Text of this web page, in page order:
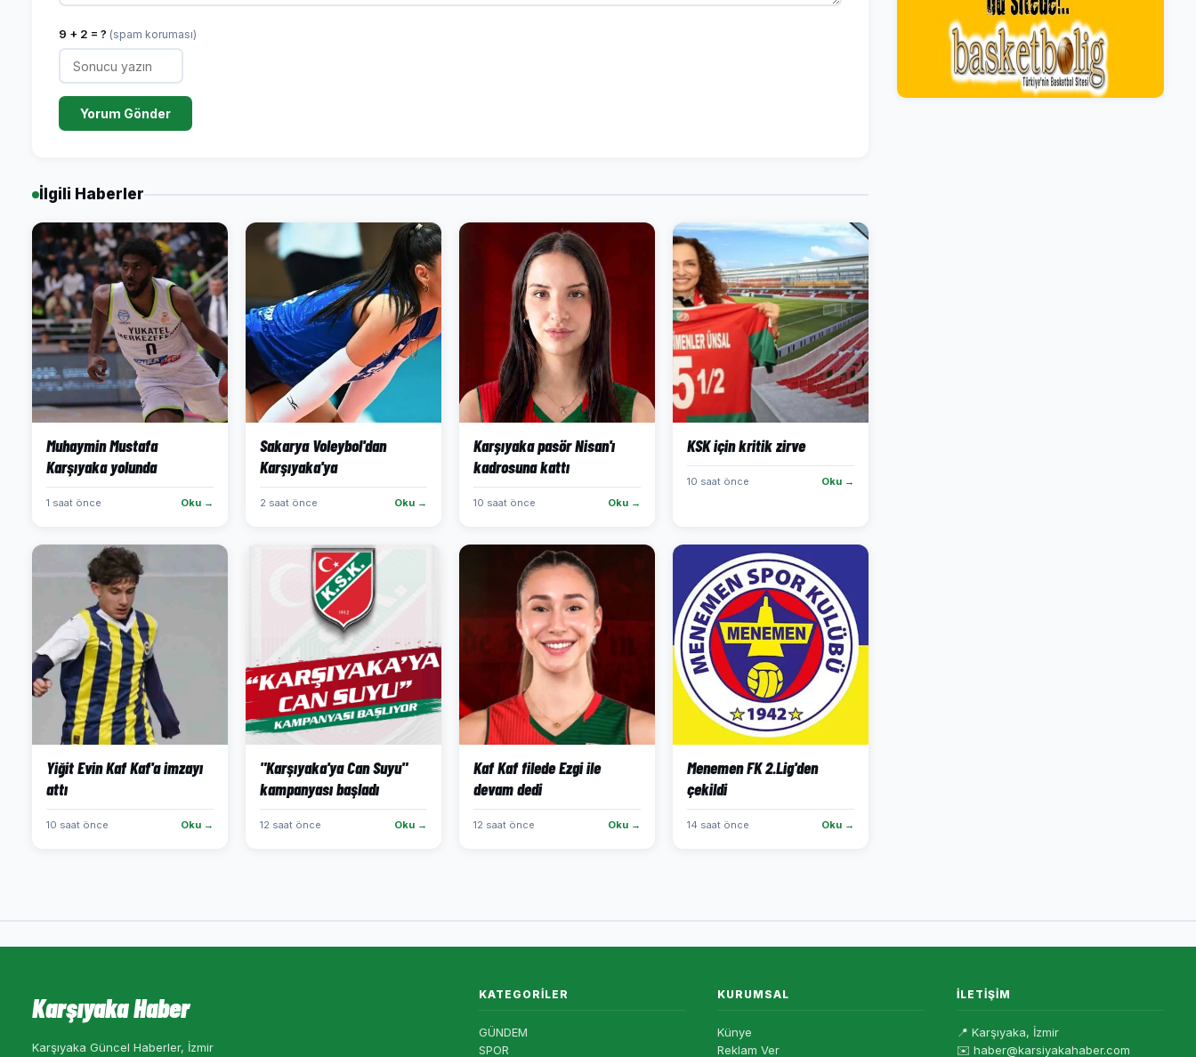
9 + 2 = ? (spam koruması)
Yorum Gönder
İlgili Haberler
Muhaymin Mustafa
Karşıyaka yolunda
1 saat önce Oku →
Sakarya Voleybol'dan
Karşıyaka'ya
2 saat önce Oku →
Karşıyaka pasör Nisan'ı
kadrosuna kattı
10 saat önce Oku →
KSK için kritik zirve
10 saat önce Oku →
Yiğit Evin Kaf Kaf'a imzayı
attı
10 saat önce Oku →
"Karşıyaka'ya Can Suyu"
kampanyası başladı
12 saat önce Oku →
Kaf Kaf filede Ezgi ile
devam dedi
12 saat önce Oku →
Menemen FK 2.Lig'den
çekildi
14 saat önce Oku →
Karşıyaka Haber
Karşıyaka Güncel Haberler, İzmir
KATEGORILER
GÜNDEM
SPOR
KURUMSAL
Künye
Reklam Ver
İLETIŞIM
📍 Karşıyaka, İzmir
✉️ haber@karsiyakahaber.com